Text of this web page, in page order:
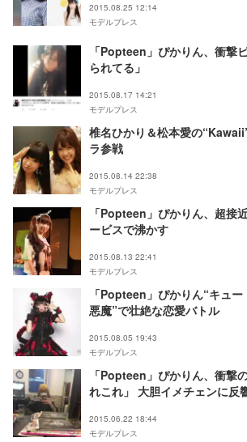
2015.08.25 12:14
モデルプレス
「Popteen」ぴかりん、衝撃
られてる」
2015.08.17 14:21
モデルプレス
椎名ひかり＆松本愛の
ラ参戦
2015.08.14 22:38
モデルプレス
「Popteen」ぴかりん、超接
ービスで沸かす
2015.08.13 22:41
モデルプレス
「Popteen」ぴかりん“キュ
悪魔”で壮絶な恋愛バトル
2015.08.05 19:43
モデルプレス
「Popteen」ぴかりん、衝撃
れこれ」 大胆イメチェンに反
2015.06.22 18:44
モデルプレス